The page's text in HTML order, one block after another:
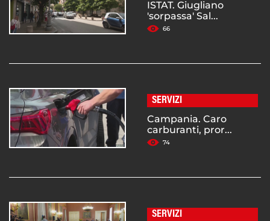
ISTAT. Giugliano
'sorpassa' Sal...
66
SERVIZI
Campania. Caro
carburanti, pror...
74
SERVIZI